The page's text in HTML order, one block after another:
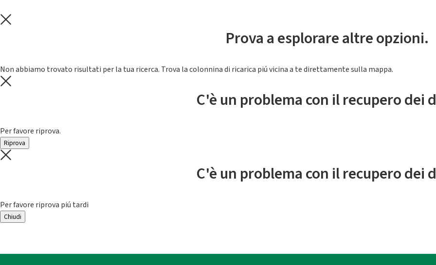
Prova a esplorare altre opzioni.
Non abbiamo trovato risultati per la tua ricerca. Trova la colonnina di ricarica piú vicina a te direttamente sulla mappa.
C'è un problema con il recupero dei
Per favore riprova.
Riprova
C'è un problema con il recupero dei
Per favore riprova piú tardi
Chiudi